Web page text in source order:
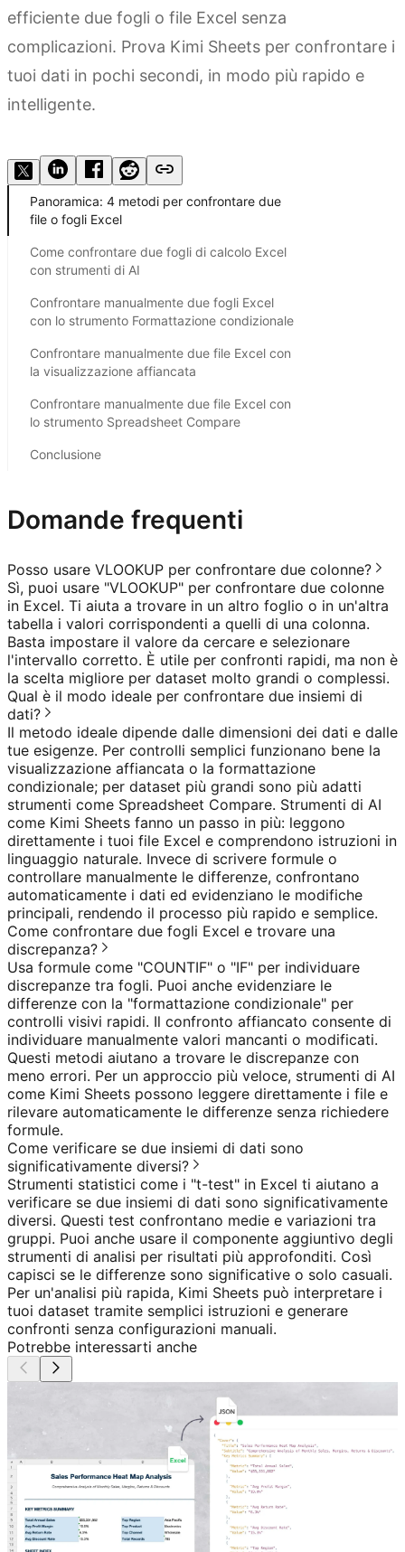
efficiente due fogli o file Excel senza
complicazioni. Prova Kimi Sheets per confrontare i
tuoi dati in pochi secondi, in modo più rapido e
intelligente.
Panoramica: 4 metodi per confrontare due
file o fogli Excel
Come confrontare due fogli di calcolo Excel
con strumenti di AI
Confrontare manualmente due fogli Excel
con lo strumento Formattazione condizionale
Confrontare manualmente due file Excel con
la visualizzazione affiancata
Confrontare manualmente due file Excel con
lo strumento Spreadsheet Compare
Conclusione
Domande frequenti
Posso usare VLOOKUP per confrontare due colonne?
Sì, puoi usare "VLOOKUP" per confrontare due colonne
in Excel. Ti aiuta a trovare in un altro foglio o in un'altra
tabella i valori corrispondenti a quelli di una colonna.
Basta impostare il valore da cercare e selezionare
l'intervallo corretto. È utile per confronti rapidi, ma non è
la scelta migliore per dataset molto grandi o complessi.
Qual è il modo ideale per confrontare due insiemi di
dati?
Il metodo ideale dipende dalle dimensioni dei dati e dalle
tue esigenze. Per controlli semplici funzionano bene la
visualizzazione affiancata o la formattazione
condizionale; per dataset più grandi sono più adatti
strumenti come Spreadsheet Compare. Strumenti di AI
come Kimi Sheets fanno un passo in più: leggono
direttamente i tuoi file Excel e comprendono istruzioni in
linguaggio naturale. Invece di scrivere formule o
controllare manualmente le differenze, confrontano
automaticamente i dati ed evidenziano le modifiche
principali, rendendo il processo più rapido e semplice.
Come confrontare due fogli Excel e trovare una
discrepanza?
Usa formule come "COUNTIF" o "IF" per individuare
discrepanze tra fogli. Puoi anche evidenziare le
differenze con la "formattazione condizionale" per
controlli visivi rapidi. Il confronto affiancato consente di
individuare manualmente valori mancanti o modificati.
Questi metodi aiutano a trovare le discrepanze con
meno errori. Per un approccio più veloce, strumenti di AI
come Kimi Sheets possono leggere direttamente i file e
rilevare automaticamente le differenze senza richiedere
formule.
Come verificare se due insiemi di dati sono
significativamente diversi?
Strumenti statistici come i "t-test" in Excel ti aiutano a
verificare se due insiemi di dati sono significativamente
diversi. Questi test confrontano medie e variazioni tra
gruppi. Puoi anche usare il componente aggiuntivo degli
strumenti di analisi per risultati più approfonditi. Così
capisci se le differenze sono significative o solo casuali.
Per un'analisi più rapida, Kimi Sheets può interpretare i
tuoi dataset tramite semplici istruzioni e generare
confronti senza configurazioni manuali.
Potrebbe interessarti anche